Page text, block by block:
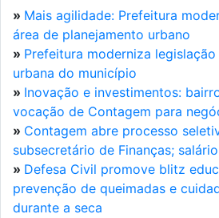
» Mais agilidade: Prefeitura
área de planejamento urbano
» Prefeitura moderniza
urbana do município
» Inovação e investimentos:
vocação de Contagem para
» Contagem abre processo
subsecretário de Finanças;
» Defesa Civil promove blitz
prevenção de queimadas e
durante a seca